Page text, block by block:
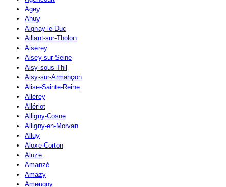
Agey
Ahuy
Aignay-le-Duc
Aillant-sur-Tholon
Aiserey
Aisey-sur-Seine
Aisy-sous-Thil
Aisy-sur-Armançon
Alise-Sainte-Reine
Allerey
Allériot
Alligny-Cosne
Alligny-en-Morvan
Alluy
Aloxe-Corton
Aluze
Amanzé
Amazy
Ameugny